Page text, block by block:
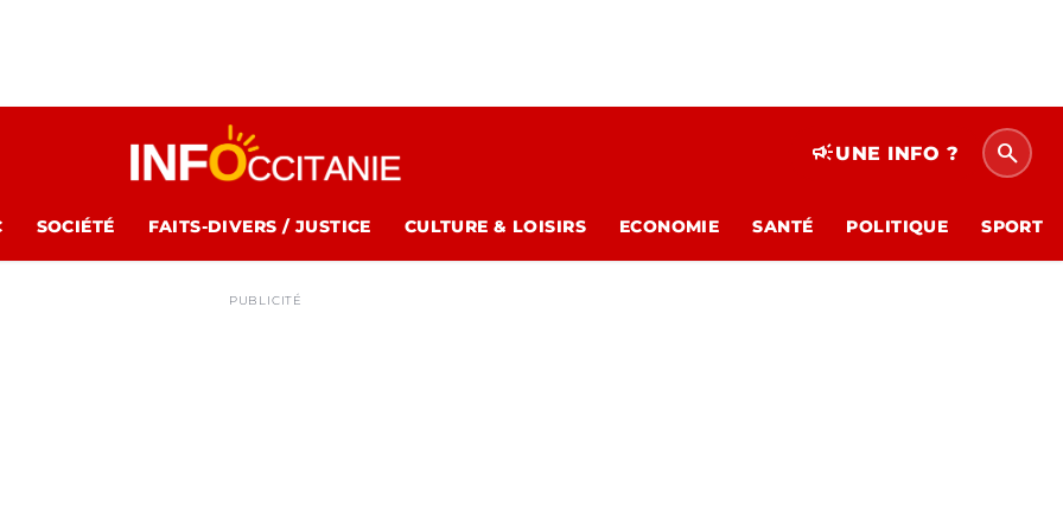
campaignUNE INFO ? search
SOCIÉTÉ FAITS-DIVERS / JUSTICE CULTURE & LOISIRS ECONOMIE SANTÉ POLITIQUE SPORT
PUBLICITÉ